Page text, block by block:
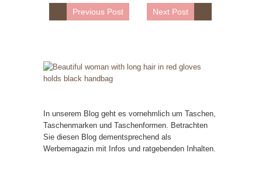
Previous Post Next Post
In unserem Blog geht es vornehmlich um Taschen,
Taschenmarken und Taschenformen. Betrachten
Sie diesen Blog dementsprechend als
Werbemagazin mit Infos und ratgebenden Inhalten.